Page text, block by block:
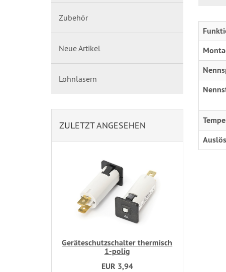
Zubehör
Neue Artikel
Lohnlasern
ZULETZT ANGESEHEN
Geräteschutzschalter thermisch
1-polig
EUR 3,94